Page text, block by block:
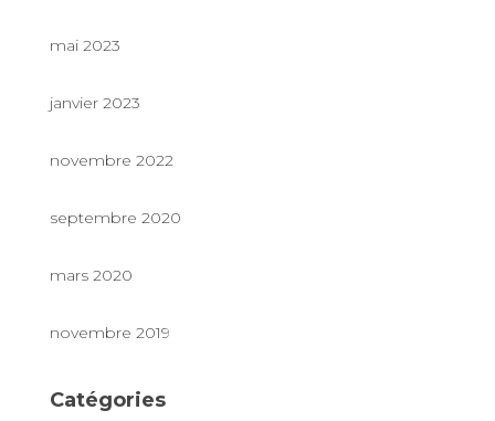
mai 2023
janvier 2023
novembre 2022
septembre 2020
mars 2020
novembre 2019
Catégories